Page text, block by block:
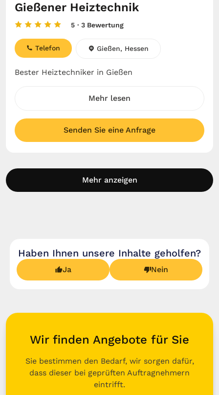
Gießener Heiztechnik
5 · 3 Bewertung
Bester Heiztechniker in Gießen
Telefon Gießen, Hessen
Mehr lesen
Senden Sie eine Anfrage
Mehr anzeigen
Haben Ihnen unsere Inhalte geholfen?
Ja Nein
Wir finden Angebote für Sie
Sie bestimmen den Bedarf, wir sorgen dafür,
dass dieser bei geprüften Auftragnehmern
eintrifft.